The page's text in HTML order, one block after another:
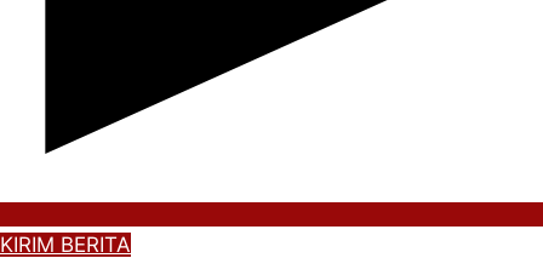
KIRIM BERITA